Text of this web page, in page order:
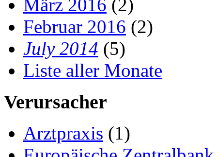
März 2016 (2)
Februar 2016 (2)
July 2014 (5)
Liste aller Monate
Verursacher
Arztpraxis (1)